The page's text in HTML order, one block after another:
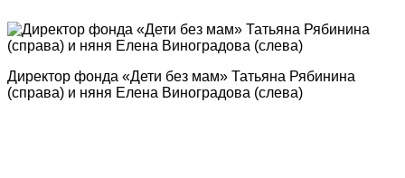
Директор фонда «Дети без мам» Татьяна Рябинина
(справа) и няня Елена Виноградова (слева)